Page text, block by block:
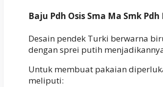
Baju Pdh Osis Sma Ma Smk
Desain pendek Turki berwarna
dengan sprei putih
Untuk membuat pakaian
meliputi: